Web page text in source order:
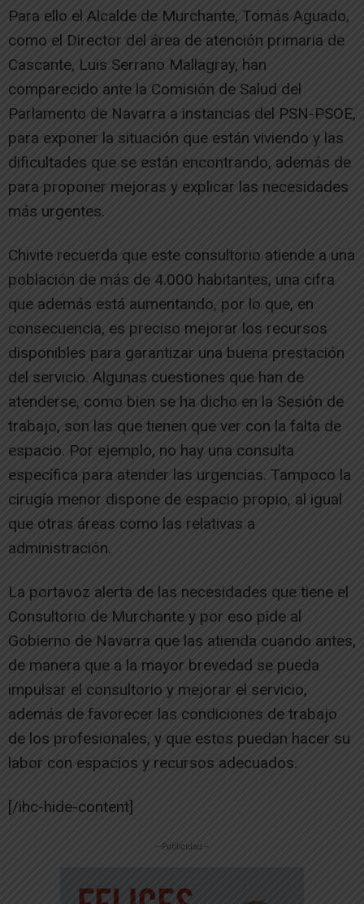
Para ello el Alcalde de Murchante, Tomás Aguado,
como el Director del área de atención primaria de
Cascante, Luis Serrano Mallagray, han
comparecido ante la Comisión de Salud del
Parlamento de Navarra a instancias del PSN-PSOE,
para exponer la situación que están viviendo y las
dificultades que se están encontrando, además de
para proponer mejoras y explicar las necesidades
más urgentes.
Chivite recuerda que este consultorio atiende a una
población de más de 4.000 habitantes, una cifra
que además está aumentando, por lo que, en
consecuencia, es preciso mejorar los recursos
disponibles para garantizar una buena prestación
del servicio. Algunas cuestiones que han de
atenderse, como bien se ha dicho en la Sesión de
trabajo, son las que tienen que ver con la falta de
espacio. Por ejemplo, no hay una consulta
específica para atender las urgencias. Tampoco la
cirugía menor dispone de espacio propio, al igual
que otras áreas como las relativas a
administración.
La portavoz alerta de las necesidades que tiene el
Consultorio de Murchante y por eso pide al
Gobierno de Navarra que las atienda cuando antes,
de manera que a la mayor brevedad se pueda
impulsar el consultorio y mejorar el servicio,
además de favorecer las condiciones de trabajo
de los profesionales, y que estos puedan hacer su
labor con espacios y recursos adecuados.
[/ihc-hide-content]
-- Publicidad --